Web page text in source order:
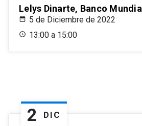
Lelys Dinarte, Banco Mundial
5 de Diciembre de 2022
13:00 a 15:00
2 DIC